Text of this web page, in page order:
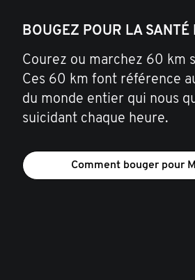
BOUGEZ POUR LA SANTÉ
Courez ou marchez 60 km
Ces 60 km font référence
du monde entier qui nous
suicidant chaque heure.
Comment bouger pour